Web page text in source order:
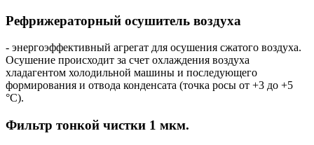
Рефрижераторный осушитель воздуха
- энергоэффективный агрегат для осушения сжатого воздуха.
Осушение происходит за счет охлаждения воздуха
хладагентом холодильной машины и последующего
формирования и отвода конденсата (точка росы от +3 до +5
°С).
Фильтр тонкой чистки 1 мкм.